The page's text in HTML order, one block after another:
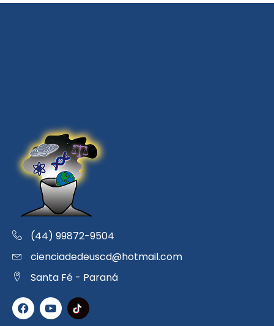
(44) 99872-9504
cienciadedeuscd@hotmail.com
Santa Fé - Paraná